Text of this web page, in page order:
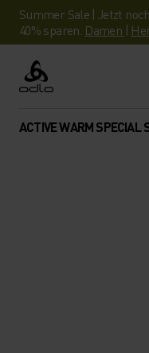
Summer Sale | Jetzt
40% sparen. Damen |
Odlo
ACTIVE WARM SPECIAL